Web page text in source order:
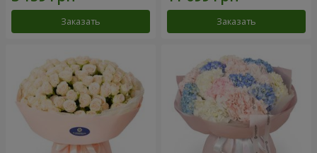
Заказать Заказать